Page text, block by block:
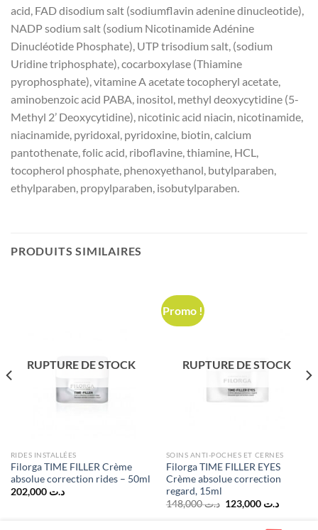
acid, FAD disodium salt (sodiumflavin adenine dinucleotide),
NADP sodium salt (sodium Nicotinamide Adénine
Dinucléotide Phosphate), UTP trisodium salt, (sodium
Uridine triphosphate), cocarboxylase (Thiamine
pyrophosphate), vitamine A acetate tocopheryl acetate,
aminobenzoic acid PABA, inositol, methyl deoxycytidine (5-
Methyl 2’ Deoxycytidine), nicotinic acid niacin, nicotinamide,
niacinamide, pyridoxal, pyridoxine, biotin, calcium
pantothenate, folic acid, riboflavine, thiamine, HCL,
tocopherol phosphate, phenoxyethanol, butylparaben,
ethylparaben, propylparaben, isobutylparaben.
PRODUITS SIMILAIRES
RUPTURE DE STOCK
RIDES INSTALLÉES
Filorga TIME FILLER Crème
absolue correction rides – 50ml
د.ت 202,000
Promo !
RUPTURE DE STOCK
SOINS ANTI-POCHES ET CERNES
Filorga TIME FILLER EYES
Crème absolue correction
regard, 15ml
د.ت148,000
Le
د.ت 123,000
Le